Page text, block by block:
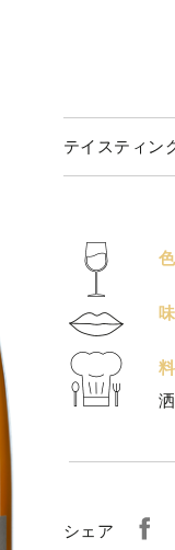
テイスティン
シェア